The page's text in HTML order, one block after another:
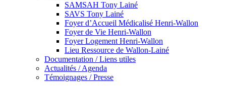
SAMSAH Tony Lainé
SAVS Tony Lainé
Foyer d’Accueil Médicalisé Henri-Wallon
Foyer de Vie Henri-Wallon
Foyer Logement Henri-Wallon
Lieu Ressource de Wallon-Lainé
Documentation / Liens utiles
Actualités / Agenda
Témoignages / Presse